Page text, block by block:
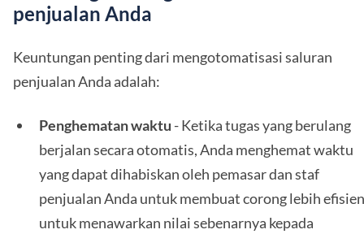
penjualan Anda
Keuntungan penting dari mengotomatisasi saluran
penjualan Anda adalah:
Penghematan waktu - Ketika tugas yang berulang
berjalan secara otomatis, Anda menghemat waktu
yang dapat dihabiskan oleh pemasar dan staf
penjualan Anda untuk membuat corong lebih efisien
untuk menawarkan nilai sebenarnya kepada